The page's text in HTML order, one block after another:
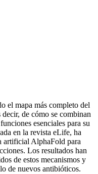
el mapa más completo del
de cómo se combinan
esenciales para su
en la revista eLife, ha
artificial AlphaFold para
Los resultados han
de estos mecanismos y
de nuevos antibióticos.